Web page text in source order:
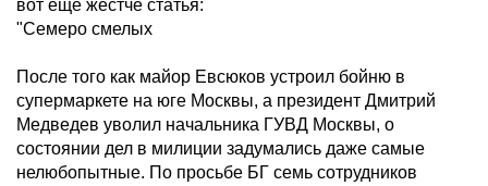
вот еще жестче статья:
"Семеро смелых
После того как майор Евсюков устроил бойню в
супермаркете на юге Москвы, а президент Дмитрий
Медведев уволил начальника ГУВД Москвы, о
состоянии дел в милиции задумались даже самые
нелюбопытные. По просьбе БГ семь сотрудников